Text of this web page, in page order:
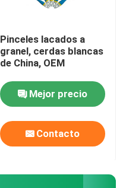
Pinceles lacados a
granel, cerdas blancas
de China, OEM
Mejor precio
Contacto